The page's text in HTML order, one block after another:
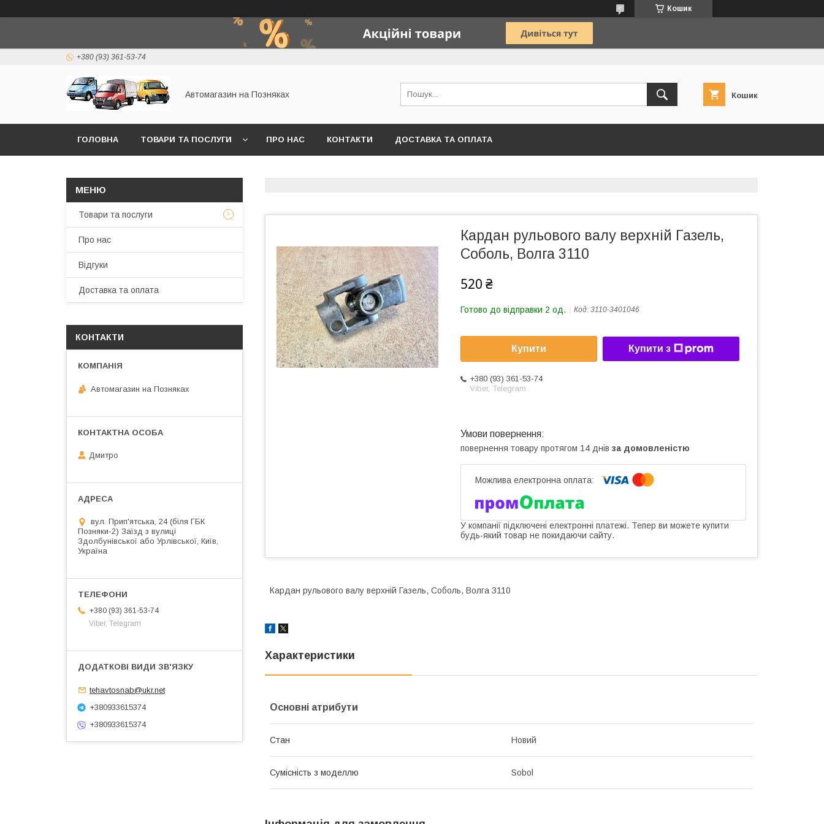
Кошик
+380 (93) 361-53-74
Автомагазин на Позняках Кошик
ГОЛОВНА ТОВАРИ ТА ПОСЛУГИ ПРО НАС КОНТАКТИ ДОСТАВКА ТА ОПЛАТА
Кардан рульового валу верхній Газель,
Соболь, Волга 3110
520 ₴
Готово до відправки 2 од. Код: 3110-3401046
Купити Купити з
+380 (93) 361-53-74
Viber, Telegram
повернення товару протягом 14 днів за домовленістю
У компанії підключені електронні платежі. Тепер ви можете купити
будь-який товар не покидаючи сайту.
Кардан рульового валу верхній Газель, Соболь, Волга 3110
Характеристики
Основні атрибути
Стан Новий
Сумісність з моделлю Sobol
Товари та послуги
Про нас
Відгуки
Доставка та оплата
КОНТАКТИ
Автомагазин на Позняках
Дмитро
вул. Прип'ятська, 24 (біля ГБК
Позняки-2) Заїзд з вулиці
Здолбунівської або Урлівської, Київ,
Україна
+380 (93) 361-53-74
Viber, Telegram
tehavtosnab@ukr.net
+380933615374
+380933615374